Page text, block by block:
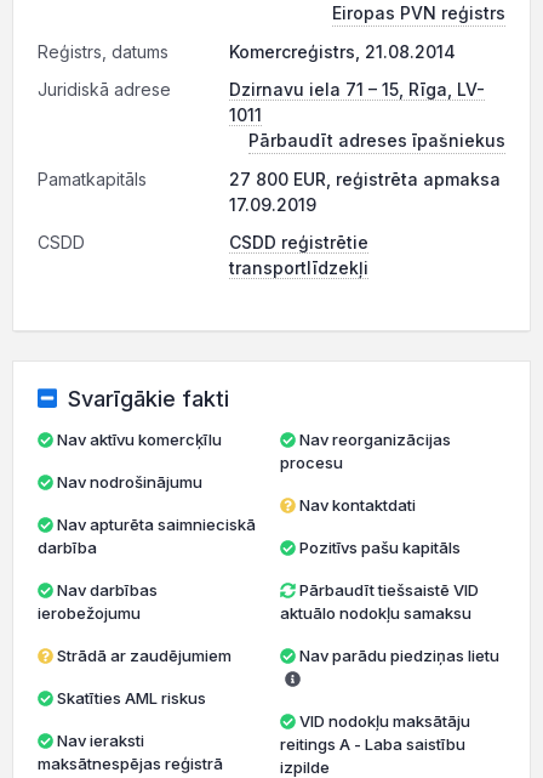
Eiropas PVN reģistrs
Reģistrs, datums
Komercreģistrs, 21.08.2014
Juridiskā adrese
Dzirnavu iela 71 – 15, Rīga, LV-
1011
Pārbaudīt adreses īpašniekus
Pamatkapitāls
27 800 EUR, reģistrēta apmaksa
17.09.2019
CSDD
CSDD reģistrētie
transportlīdzekļi
Svarīgākie fakti
Nav aktīvu komercķīlu
Nav nodrošinājumu
darbība
ierobežojumu
Strādā ar zaudējumiem
Skatīties AML riskus
maksātnespējas reģistrā
Nav reorganizācijas
procesu
Nav kontaktdati
Pozitīvs pašu kapitāls
Pārbaudīt tiešsaistē VID
aktuālo nodokļu samaksu
Nav parādu piedziņas lietu
VID nodokļu maksātāju
reitings A - Laba saistību
izpilde